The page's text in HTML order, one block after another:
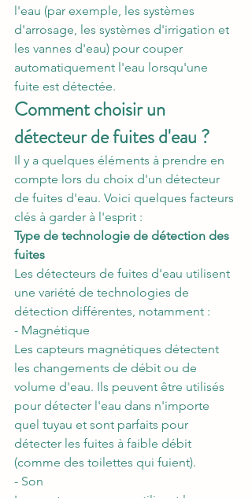
l'eau (par exemple, les systèmes
d'arrosage, les systèmes d'irrigation et
les vannes d'eau) pour couper
automatiquement l'eau lorsqu'une
fuite est détectée.
Comment choisir un
détecteur de fuites d'eau ?
Il y a quelques éléments à prendre en
compte lors du choix d'un détecteur
de fuites d'eau. Voici quelques facteurs
clés à garder à l'esprit :
Type de technologie de détection des
fuites
Les détecteurs de fuites d'eau utilisent
une variété de technologies de
détection différentes, notamment :
- Magnétique
Les capteurs magnétiques détectent
les changements de débit ou de
volume d'eau. Ils peuvent être utilisés
pour détecter l'eau dans n'importe
quel tuyau et sont parfaits pour
détecter les fuites à faible débit
(comme des toilettes qui fuient).
- Son